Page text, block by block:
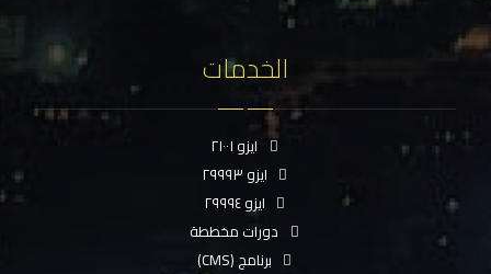
الخدمات
ايزو ٢١٠٠١
ايزو ٢٩٩٩٣
ايزو ٢٩٩٩٤
دورات مخططة
برنامج (CMS)